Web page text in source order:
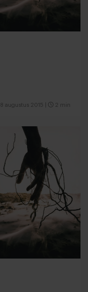
18 augustus 2015 2 min